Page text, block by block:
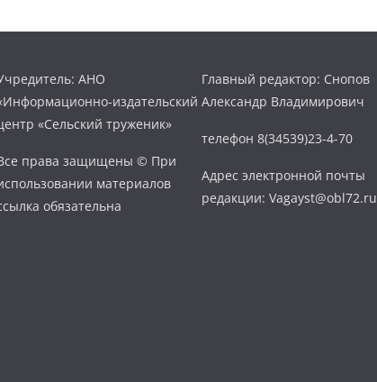
АНО
издательский
«Сельский труженик»
права защищены © При
материалов
обязательна
Главный редактор: Снопов
Александр Владимирович
телефон 8(34539)23-4-70
Адрес электронной почты
редакции: Vagayst@obl72.ru